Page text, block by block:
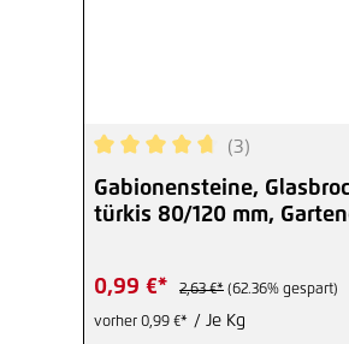
Durchschnittliche
(3)
Gabionensteine,
türkis 80/120 mm,
0,99 €* 2,63 €* (62.36% gespart)
vorher 0,99 €* / Je Kg